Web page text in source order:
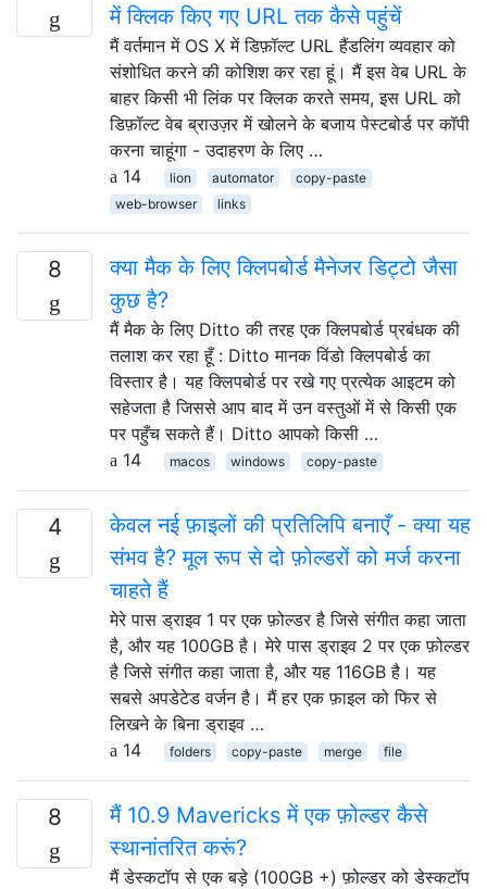
में क्लिक किए गए URL तक कैसे पहुंचें
मैं वर्तमान में OS X में डिफ़ॉल्ट URL हैंडलिंग व्यवहार को
संशोधित करने की कोशिश कर रहा हूं। मैं इस वेब URL के
बाहर किसी भी लिंक पर क्लिक करते समय, इस URL को
डिफ़ॉल्ट वेब ब्राउज़र में खोलने के बजाय पेस्टबोर्ड पर कॉपी
करना चाहूंगा - उदाहरण के लिए …
14
lion automator
copy-paste
web-browser
links
8
क्या मैक के लिए क्लिपबोर्ड मैनेजर डिट्टो जैसा
कुछ है?
मैं मैक के लिए Ditto की तरह एक क्लिपबोर्ड प्रबंधक की
तलाश कर रहा हूँ : Ditto मानक विंडो क्लिपबोर्ड का
विस्तार है। यह क्लिपबोर्ड पर रखे गए प्रत्येक आइटम को
सहेजता है जिससे आप बाद में उन वस्तुओं में से किसी एक
पर पहुँच सकते हैं। Ditto आपको किसी …
14
macos windows copy-paste
4
केवल नई फ़ाइलों की प्रतिलिपि बनाएँ - क्या यह
संभव है? मूल रूप से दो फ़ोल्डरों को मर्ज करना
चाहते हैं
मेरे पास ड्राइव 1 पर एक फ़ोल्डर है जिसे संगीत कहा जाता
है, और यह 100GB है। मेरे पास ड्राइव 2 पर एक फ़ोल्डर
है जिसे संगीत कहा जाता है, और यह 116GB है। यह
सबसे अपडेटेड वर्जन है। मैं हर एक फ़ाइल को फिर से
लिखने के बिना ड्राइव …
14
folders copy-paste merge file
8
मैं 10.9 Mavericks में एक फ़ोल्डर कैसे
स्थानांतरित करूं?
मैं डेस्कटॉप से ​​एक बड़े (100GB +) फ़ोल्डर को डेस्कटॉप